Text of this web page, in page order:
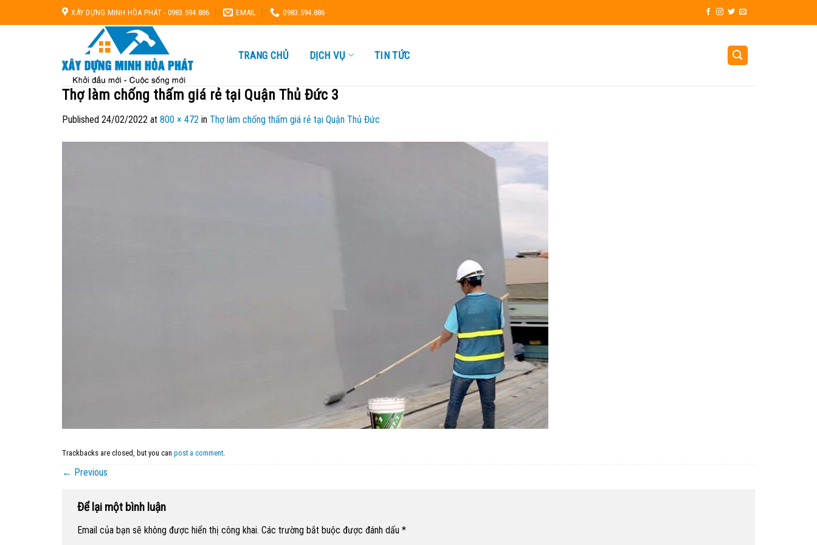
to
XÂY DỰNG MINH HÒA PHÁT - 0983.594.886 EMAIL 0983.594.886
TRANG CHỦ DỊCH VỤ TIN TỨC
Thợ làm chống thấm giá rẻ tại Quận Thủ Đức 3
Published 24/02/2022 at 800 × 472 in Thợ làm chống thấm giá rẻ tại Quận Thủ Đức
Trackbacks are closed, but you can post a comment.
← Previous
Để lại một bình luận
Email của bạn sẽ không được hiển thị công khai. Các trường bắt buộc được đánh dấu *